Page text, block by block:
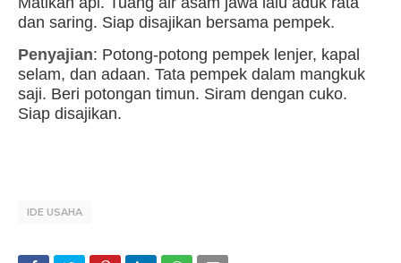
dan saring. Siap disajikan bersama pempek.
Penyajian: Potong-potong pempek lenjer, kapal
selam, dan adaan. Tata pempek dalam mangkuk
saji. Beri potongan timun. Siram dengan cuko.
Siap disajikan.
IDE USAHA